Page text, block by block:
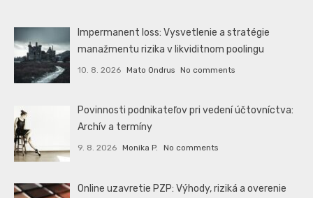
Impermanent loss: Vysvetlenie a stratégie
manažmentu rizika v likviditnom poolingu
10. 8. 2026 Mato Ondrus No comments
Povinnosti podnikateľov pri vedení účtovníctva:
Archív a termíny
9. 8. 2026 Monika P. No comments
Online uzavretie PZP: Výhody, riziká a overenie